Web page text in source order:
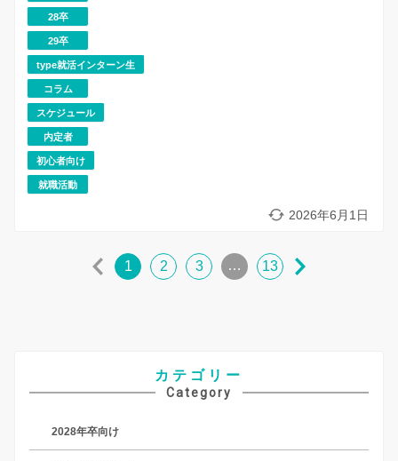
28卒
29卒
type就活インターン生
コラム
スケジュール
内定者
初心者向け
就職活動
2026年6月1日
1 2 3 … 13
カテゴリー
Category
2028年卒向け